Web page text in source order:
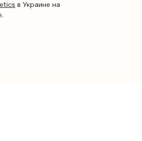
в Украине на